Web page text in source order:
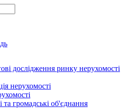
дослідження ринку нерухомості
нерухомості
та громадські об'єднання